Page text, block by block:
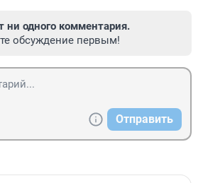
ни одного комментария.
обсуждение первым!
Отправить